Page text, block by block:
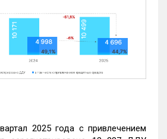
2025 года с привлечением